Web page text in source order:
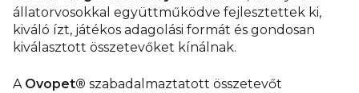
állatorvosokkal együttműködve fejlesztettek ki,
kiváló ízt, játékos adagolási formát és gondosan
kiválasztott összetevőket kínálnak.
A Ovopet® szabadalmaztatott összetevőt